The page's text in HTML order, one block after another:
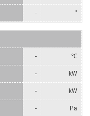
- "
- ℃
- kW
- kW
- Pa